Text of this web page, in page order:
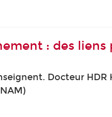
: des liens
Docteur